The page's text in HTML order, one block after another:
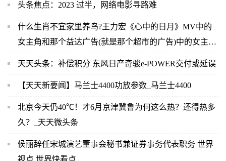
头条焦点：2023 过半，网络电影寻路难
什么生肖不宜家里养鸟?王力宏《心中的日月》MV中的
女主角和那个益达广告(就是那个超市的广告)中的女主角
天天头条：补偿积分 东风日产奇骏e-POWER交付或延误
【天天新要闻】马兰士4400功放参数_马兰士4400
北京今天仍40℃！才6月京津冀鲁为何这么热？还得热多
久？_天天微头条
侯丽辞任宋城演艺董事会秘书兼证券事务代表职务 世界
视点 世界快看点